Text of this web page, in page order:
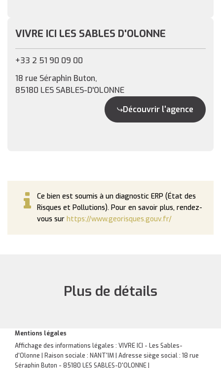
VIVRE ICI LES SABLES D'OLONNE
+33 2 51 90 09 00
18 rue Séraphin Buton,
85180 LES SABLES-D'OLONNE
Découvrir l'agence
Ce bien est soumis à un diagnostic ERP (État des
Risques et Pollutions). Pour en savoir plus, rendez-
vous sur https://www.georisques.gouv.fr/
Plus de détails
Mentions légales
Affichage des informations légales : VIVRE ICI - Les Sables-
d'Olonne | Raison sociale : NANT'IM | Adresse siège social : 18 rue
Séraphin Buton - 85180 LES SABLES-D'OLONNE |